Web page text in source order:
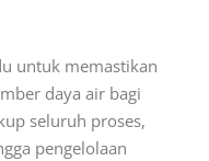
untuk memastikan
daya air bagi
seluruh proses,
pengelolaan